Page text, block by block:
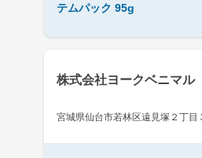
テムパック 95g
株式会社ヨークベニマ
宮城県仙台市若林区遠見塚２丁目